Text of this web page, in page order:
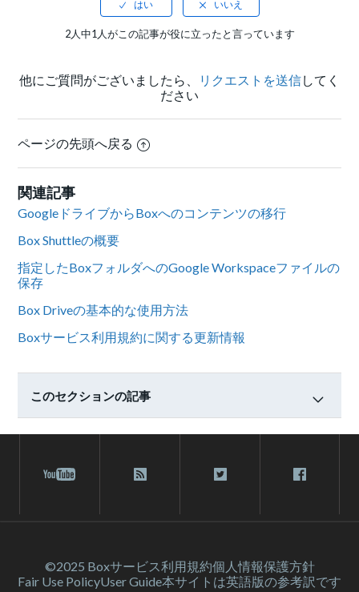
2人中1人がこの記事が役に立ったと言っています
他にご質問がございましたら、 リクエストを送信してく
ださい
ページの先頭へ戻る
関連記事
GoogleドライブからBoxへのコンテンツの移行
Box Shuttleの概要
指定したBoxフォルダへのGoogle Workspaceファイルの
保存
Box Driveの基本的な使用方法
Boxサービス利用規約に関する更新情報
このセクションの記事
©2025 Boxサービス利⽤規約個人情報保護方針
Fair Use PolicyUser Guide本サイトは英語版の参考訳です